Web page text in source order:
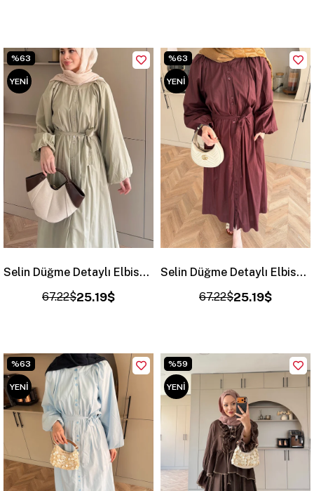
Selin Düğme Detaylı Elbise Çağla Yeşili (2277)
25.19$
67.22$
%63
YENI
Selin Düğme Detaylı Elbise Mürdüm (2277)
25.19$
67.22$
%63
YENI
ÜRÜN
%63
YENI
ÜRÜN
%59
YENI